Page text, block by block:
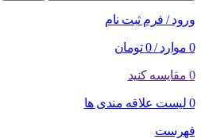
ورود / فرم ثبت نام
0 موارد /
0 تومان
0 مقایسه کنید
0 لیست علاقه مندی ها
فهرست